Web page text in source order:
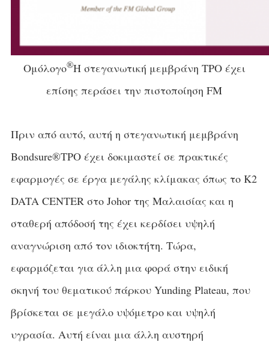
Ομόλογο®Η στεγανωτική μεμβράνη TPO έχει
επίσης περάσει την πιστοποίηση FM
Πριν από αυτό, αυτή η στεγανωτική μεμβράνη
Bondsure®TPO έχει δοκιμαστεί σε πρακτικές
εφαρμογές σε έργα μεγάλης κλίμακας όπως το K2
DATA CENTER στο Johor της Μαλαισίας και η
σταθερή απόδοσή της έχει κερδίσει υψηλή
αναγνώριση από τον ιδιοκτήτη. Τώρα,
εφαρμόζεται για άλλη μια φορά στην ειδική
σκηνή του θεματικού πάρκου Yunding Plateau, που
βρίσκεται σε μεγάλο υψόμετρο και υψηλή
υγρασία. Αυτή είναι μια άλλη αυστηρή